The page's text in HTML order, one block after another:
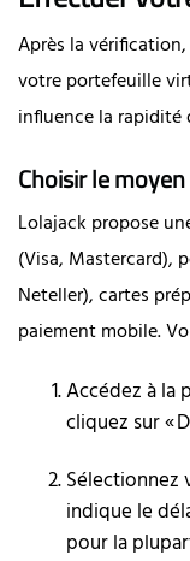
Après la
votre portefeuille
influence la rapidité
Choisir le
Lolajack propose
(Visa, Mastercard),
Neteller), cartes
paiement mobile.
Accédez à la
cliquez sur «
indique le
pour la